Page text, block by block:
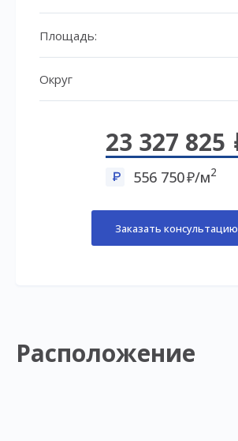
Площадь:
Округ
23 327 825
556 750 /м2
Заказать консультацию
Расположение